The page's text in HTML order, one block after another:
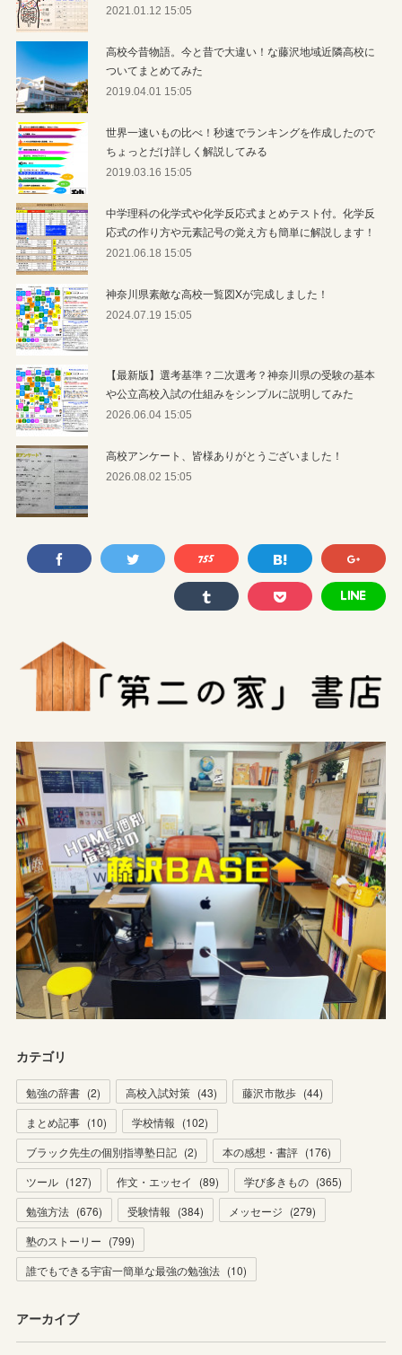
2021.01.12 15:05
高校今昔物語。今と昔で大違い！な藤沢地域近隣高校に
ついてまとめてみた
2019.04.01 15:05
世界一速いもの比べ！秒速でランキングを作成したので
ちょっとだけ詳しく解説してみる
2019.03.16 15:05
中学理科の化学式や化学反応式まとめテスト付。化学反
応式の作り方や元素記号の覚え方も簡単に解説します！
2021.06.18 15:05
神奈川県素敵な高校一覧図Xが完成しました！
2024.07.19 15:05
【最新版】選考基準？二次選考？神奈川県の受験の基本
や公立高校入試の仕組みをシンプルに説明してみた
2026.06.04 15:05
高校アンケート、皆様ありがとうございました！
2026.08.02 15:05
カテゴリ
勉強の辞書 (2) 高校入試対策 (43) 藤沢市散歩 (44)
まとめ記事 (10) 学校情報 (102)
ブラック先生の個別指導塾日記 (2) 本の感想・書評 (176)
ツール (127) 作文・エッセイ (89) 学び多きもの (365)
勉強方法 (676) 受験情報 (384) メッセージ (279)
塾のストーリー (799)
誰でもできる宇宙一簡単な最強の勉強法 (10)
アーカイブ